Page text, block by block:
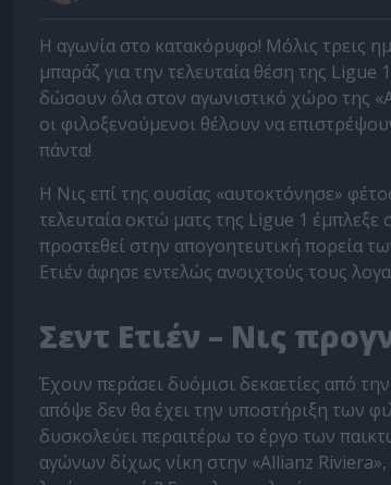
Η αγωνία στο κατακόρυφο! Μόλις τρεις
μπαράζ για την τελευταία θέση της Ligue
δώσουν όλα στον αγωνιστικό χώρο της
οι φιλοξενούμενοι θέλουν να
πάντα!
Η Νις επί της ουσίας «αυτοκτόνησε»
τελευταία οκτώ ματς της Ligue 1
προστεθεί στην απογοητευτική πορεία
Ετιέν άφησε εντελώς ανοιχτούς τους
Σεντ Ετιέν – Νις
Έχουν περάσει δυόμισι δεκαετίες από
απόψε δεν θα έχει την υποστήριξη των
δυσκολεύει περαιτέρω το έργο των
αγώνων δίχως νίκη στην «Allianz Riviera»,